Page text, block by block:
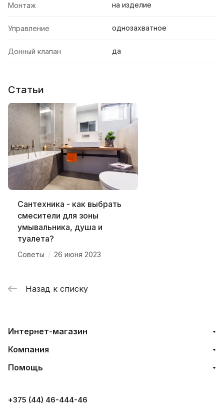
Монтаж на изделие
Управление однозахватное
Донный клапан да
Статьи
Сантехника - как выбрать
смесители для зоны
умывальника, душа и
туалета?
Советы / 26 июня 2023
Назад к списку
Интернет-магазин
Компания
Помощь
+375 (44) 46-444-46